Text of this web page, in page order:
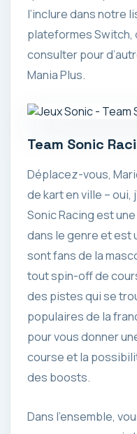
l’inclure dans notre
plateformes Switch,
consulter pour
Mania Plus.
Team Sonic
Déplacez-vous,
de kart en ville – oui,
Sonic Racing est
dans le genre et est
sont fans de la
tout spin-off de
des pistes qui se
populaires de la
pour vous donner
course et la
des boosts.
Dans l’ensemble,